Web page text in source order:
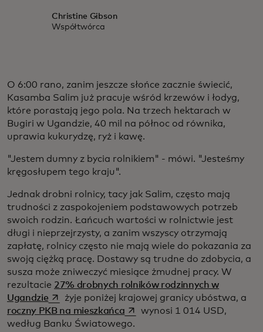
Christine Gibson
Współtwórca
O 6:00 rano, zanim jeszcze słońce zacznie świecić,
Kasamba Salim już pracuje wśród krzewów i łodyg,
które porastają jego pola. Na trzech hektarach w
Bugiri w Ugandzie, 40 mil na północ od równika,
uprawia kukurydzę, ryż i kawę.
"Jestem dumny z bycia rolnikiem" - mówi. "Jesteśmy
kręgosłupem tego kraju".
Jednak drobni rolnicy, tacy jak Salim, często mają
trudności z zaspokojeniem podstawowych potrzeb
swoich rodzin. Łańcuch wartości w rolnictwie jest
długi i nieprzejrzysty, a zanim wszyscy otrzymają
zapłatę, rolnicy często nie mają wiele do pokazania za
swoją ciężką pracę. Dostawy są trudne do zdobycia, a
susza może zniweczyć miesiące żmudnej pracy. W
rezultacie 27% drobnych rolników rodzinnych w
Ugandzieopens in a new tab
żyje poniżej krajowej granicy ubóstwa, a
roczny PKB na mieszkańcaopens in a new tab
wynosi 1 014 USD,
według Banku Światowego.